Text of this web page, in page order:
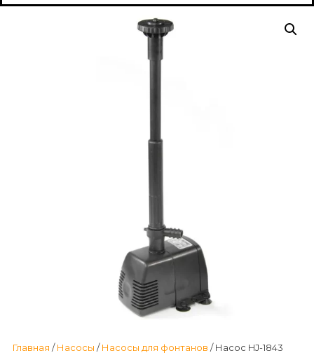
Главная /Насосы /Насосы для фонтанов / Насос HJ-1843